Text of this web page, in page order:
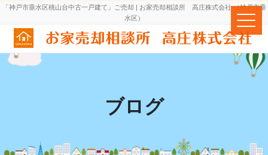
「神戸市垂水区桃山台中古一戸建て」ご売却 | お家売却相談所 高庄株式会社 （神戸市垂
水区）
ブログ